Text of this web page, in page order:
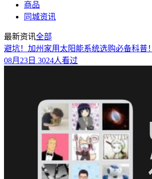
商品
同城资讯
最新资讯全部
避坑！加州家用太阳能系统选购必备科普！
08月23日 3024人看过